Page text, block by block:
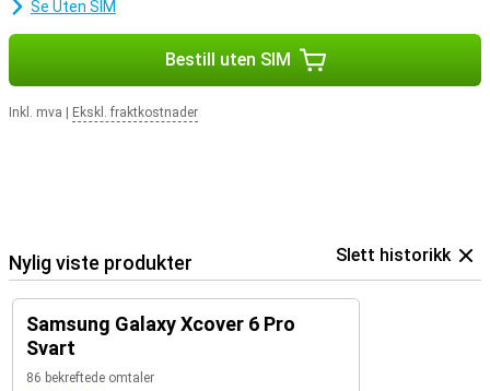
Se Uten SIM
Bestill uten SIM
Inkl. mva Ekskl. fraktkostnader
Nylig viste produkter Slett historikk
Samsung Galaxy Xcover 6 Pro
Svart
86 bekreftede omtaler